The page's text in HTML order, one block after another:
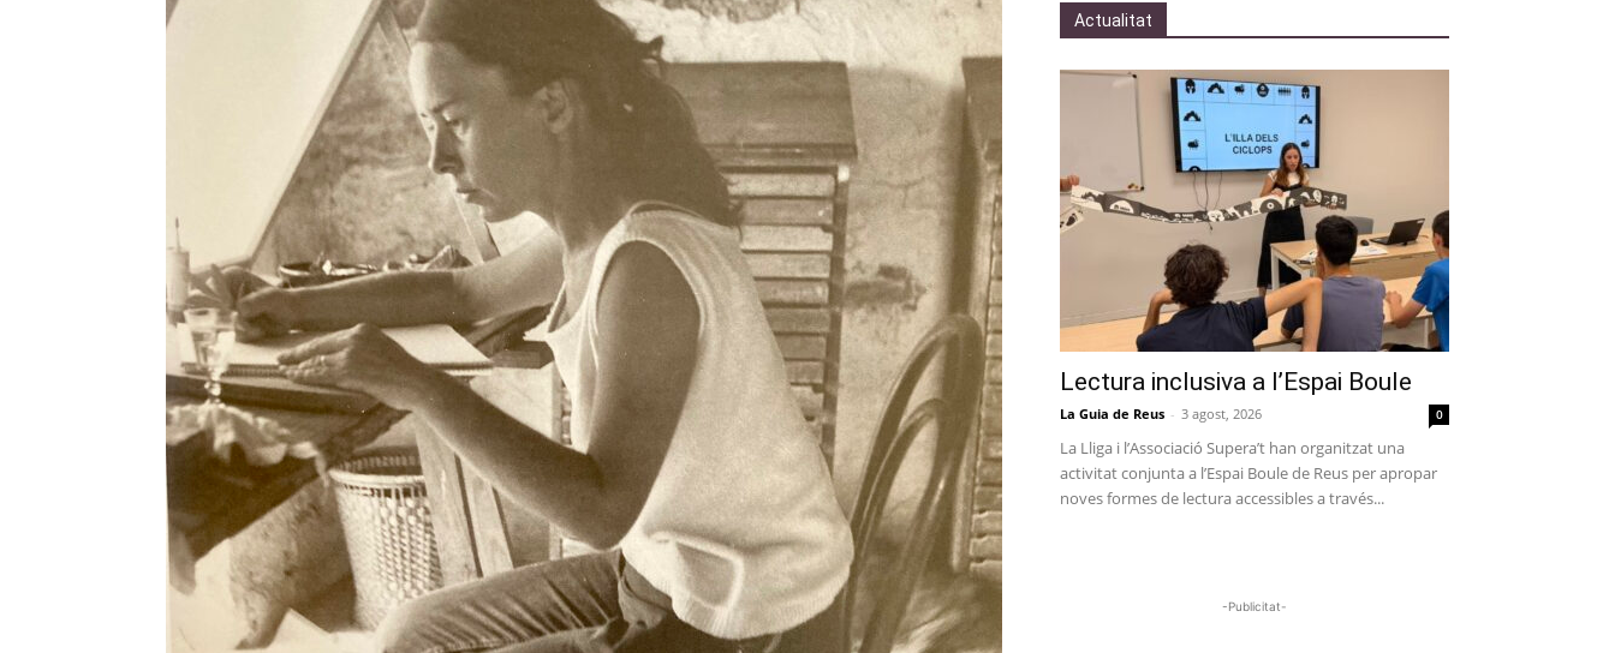
Actualitat
Lectura inclusiva a l’Espai Boule
La Guia de Reus - 3 agost, 2026 0
La Lliga i l’Associació Supera’t han organitzat una
activitat conjunta a l’Espai Boule de Reus per apropar
noves formes de lectura accessibles a través...
-Publicitat-